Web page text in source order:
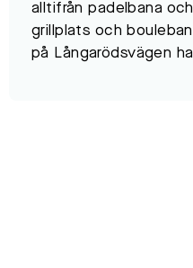
alltifrån padelbana
grillplats och
på Långarödsvägen